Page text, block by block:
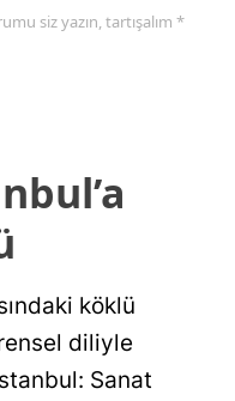
siz yazın, tartışalım *
köklü
diliyle
Sanat